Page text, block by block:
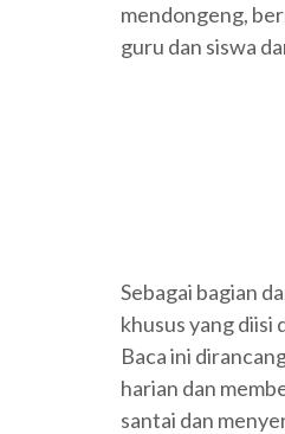
mendongeng,
guru dan siswa
Sebagai bagian
khusus yang diisi
Baca ini
harian dan
santai dan